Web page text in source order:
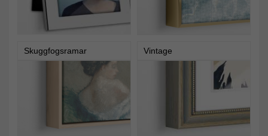
Skuggfogsramar Vintage